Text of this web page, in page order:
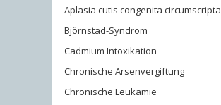
Aplasia cutis congenita circumscripta
Björnstad-Syndrom
Cadmium Intoxikation
Chronische Arsenvergiftung
Chronische Leukämie